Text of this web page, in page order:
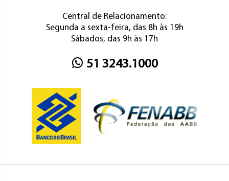
Central de Relacionamento:
Segunda a sexta-feira, das 8h às 19h
Sábados, das 9h às 17h
51 3243.1000